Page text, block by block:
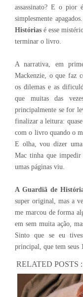
assassinato? E o pior
simplesmente
Históriasé esse
terminar o livro.
A narrativa, em
Mackenzie, o que faz
os dilemas e as
que muitas das
principalmente se for
finalizar a leitura:
com o livro quando o
E olha, vou dizer uma
Mac tinha que
umas páginas viu.
A Guardiã de
super original, mas a
me marcou de forma
em sem muita ação,
Sinto que se eu
principal, que tem seus
RELATED POSTS :